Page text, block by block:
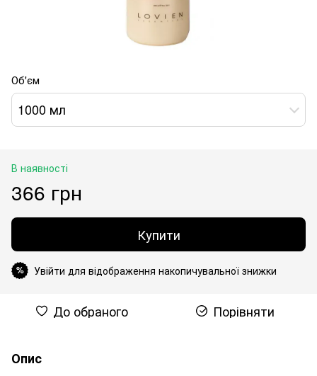
Об'єм
1000 мл
В наявності
366 грн
Купити
% Увійти для відображення накопичувальної знижки
До обраного Порівняти
Опис